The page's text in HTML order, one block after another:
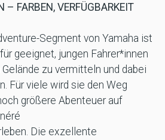
– FARBEN, VERFÜGBARKEIT
Segment von Yamaha ist
geeignet, jungen Fahrer*innen
zu vermitteln und dabei
Für viele wird sie den Weg
größere Abenteuer auf
Die exzellente